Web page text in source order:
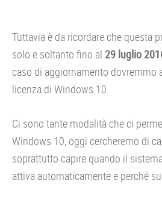
Tuttavia è da ricordare che questa
solo e soltanto fino al 29 luglio
caso di aggiornamento dovremmo
licenza di Windows 10.
Ci sono tante modalità che ci
Windows 10, oggi cercheremo di
soprattutto capire quando il
attiva automaticamente e perché